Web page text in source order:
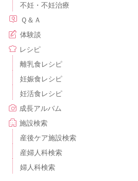
不妊・不妊治療
Ｑ＆Ａ
体験談
レシピ
離乳食レシピ
妊娠食レシピ
妊活食レシピ
成長アルバム
施設検索
産後ケア施設検索
産婦人科検索
婦人科検索